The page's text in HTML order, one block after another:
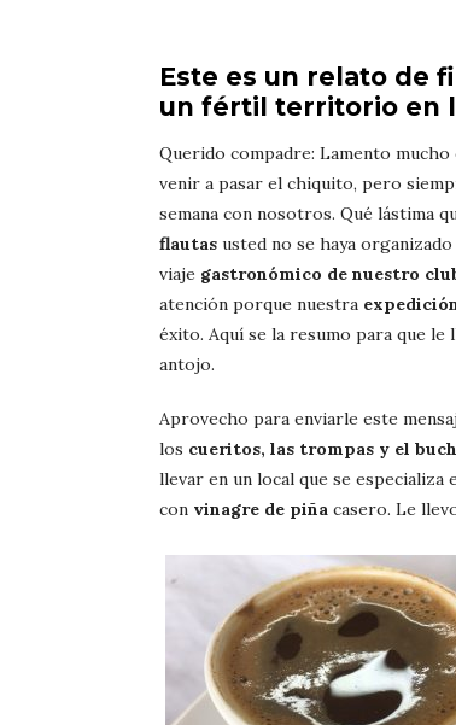
Este es un relato de
un fértil territorio en
Querido compadre: Lamento mucho
venir a pasar el chiquito, pero
semana con nosotros. Qué lástima
flautas usted no se haya
viaje gastronómico de nuestro
atención porque nuestra
éxito. Aquí se la resumo para que
antojo.
Aprovecho para enviarle este
los cueritos, las trompas y el
llevar en un local que se especializa
con vinagre de piña casero. Le